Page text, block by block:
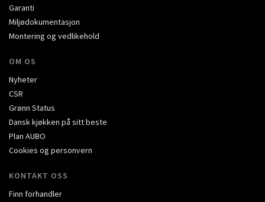
Garanti
Miljødokumentasjon
Montering og vedlikehold
OM OS
Nyheter
CSR
Grønn Status
Dansk kjøkken på sitt beste
Plan AUBO
Cookies og personvern
KONTAKT OSS
Finn forhandler